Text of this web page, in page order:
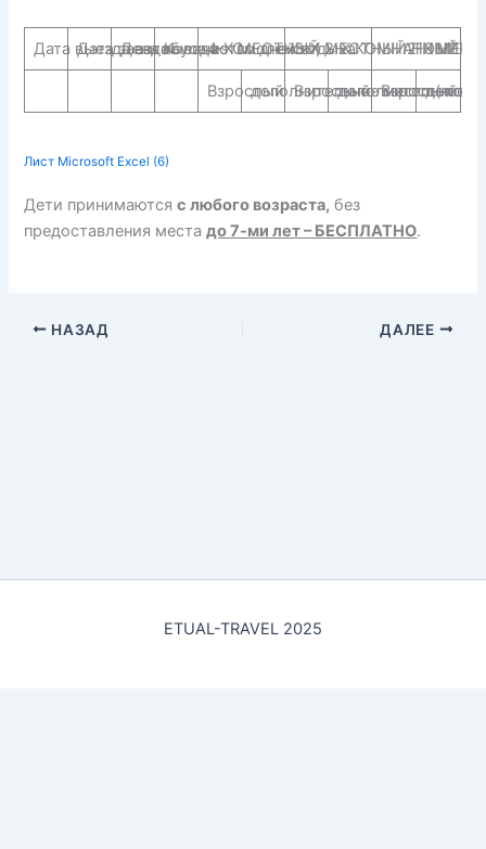
Дата выезда автобуса из Смоленск
Дата заезда
День выезда
Количество дней отдыха
4-Х МЕСТНЫЙ 2-Х КОМНАТНЫЙ
3-Х МЕСТНЫЙ НОМЕР
2-Х
Взрослыйдополнительное место
Взрослыйдополнительное
Взрослый
Лист Microsoft Excel (6)
Дети принимаютсяс любого возраста, без
предоставления местадо 7-ми лет – БЕСПЛАТНО.
НАЗАД ДАЛЕЕ
ETUAL-TRAVEL 2025